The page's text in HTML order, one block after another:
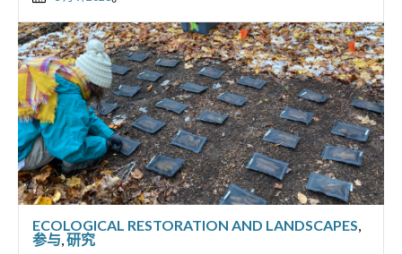
ECOLOGICAL RESTORATION AND LANDSCAPES,
参与,研究